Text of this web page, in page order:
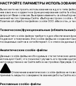
НАСТРОЙТЕ ПАРАМЕТРЫ
Вы можете настроить использование каждого типа
невозможно корректное функционирование сайта
запросит Ваше согласие. Вы вправе изменить свой выбор
нижней части страницы Сайта «Выбор настроек cookie ».
Политикой обработки файлов cookie ООО «Маскота», а
Технические/функциональные
Данный тип cookie-файлов требуется для обеспечения
подлежит отключению. Эти сookie-файлы не сохраняют
посещаемых сайтов в сети Интернет. Со списком данных
Аналитические cookie-файлы
Данные cookie-файлы необходимы в статистических
используют Сайт, что помогает улучшать его
непосредственно на Сайте либо в настройках браузера.
Отключение аналитических cookie-файлов не
принимать меры по совершенствованию работы Сайта
Рекламные cookie-файлы